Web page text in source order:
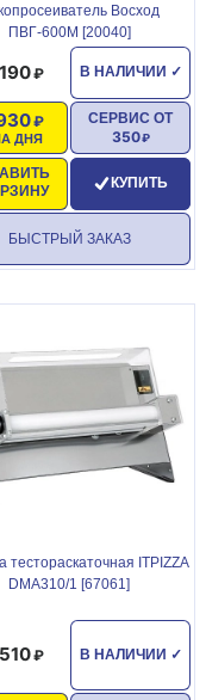
Восход
ПВГ-600М [20040]
В НАЛИЧИИ ✓
ДНЯ
СЕРВИС ОТ
350
КУПИТЬ
БЫСТРЫЙ ЗАКАЗ
ITPIZZA
DMA310/1 [67061]
В НАЛИЧИИ ✓